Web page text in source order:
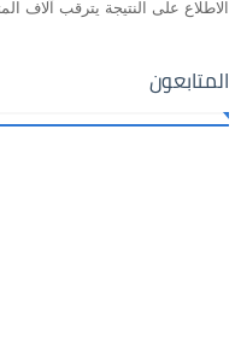
الاطلاع على النتيجة يترقب آلاف
المتابعون